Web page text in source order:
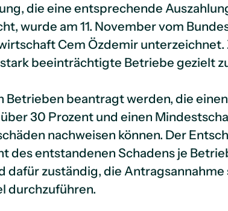
die eine entsprechende
wurde am 11. November vom
Cem Özdemir unterzeichnet.
beeinträchtigte Betriebe gezielt
Betrieben beantragt werden, die einen
30 Prozent und einen
nachweisen können. Der
des entstandenen Schadens je
dafür zuständig, die Antragsannahme
durchzuführen.